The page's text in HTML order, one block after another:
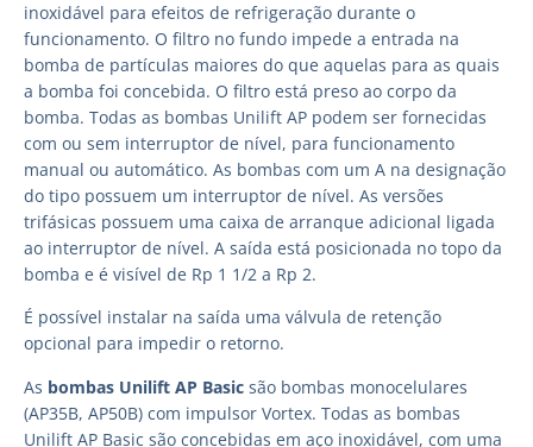
inoxidável para efeitos de refrigeração durante o
funcionamento. O filtro no fundo impede a entrada na
bomba de partículas maiores do que aquelas para as quais
a bomba foi concebida. O filtro está preso ao corpo da
bomba. Todas as bombas Unilift AP podem ser fornecidas
com ou sem interruptor de nível, para funcionamento
manual ou automático. As bombas com um A na designação
do tipo possuem um interruptor de nível. As versões
trifásicas possuem uma caixa de arranque adicional ligada
ao interruptor de nível. A saída está posicionada no topo da
bomba e é visível de Rp 1 1/2 a Rp 2.
É possível instalar na saída uma válvula de retenção
opcional para impedir o retorno.
As bombas Unilift AP Basic são bombas monocelulares
(AP35B, AP50B) com impulsor Vortex. Todas as bombas
Unilift AP Basic são concebidas em aço inoxidável, com uma